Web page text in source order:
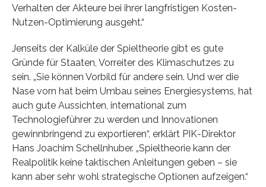
Verhalten der Akteure bei ihrer langfristigen Kosten-
Nutzen-Optimierung ausgeht.“
Jenseits der Kalküle der Spieltheorie gibt es gute
Gründe für Staaten, Vorreiter des Klimaschutzes zu
sein. „Sie können Vorbild für andere sein. Und wer die
Nase vorn hat beim Umbau seines Energiesystems, hat
auch gute Aussichten, international zum
Technologieführer zu werden und Innovationen
gewinnbringend zu exportieren“, erklärt PIK-Direktor
Hans Joachim Schellnhuber. „Spieltheorie kann der
Realpolitik keine taktischen Anleitungen geben – sie
kann aber sehr wohl strategische Optionen aufzeigen.“